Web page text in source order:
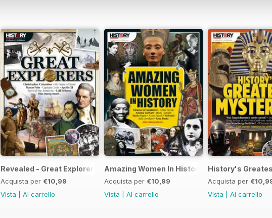
Revealed - Great Explorers
Acquista per €10,99
Vista
Al carrello
Amazing Women In History
Acquista per €10,99
Vista
Al carrello
History's
Acquista per
Vista
Al carrello